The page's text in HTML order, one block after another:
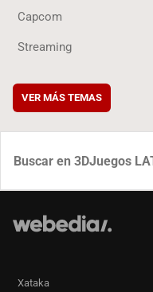
Capcom
Streaming
VER MÁS TEMAS
Xataka